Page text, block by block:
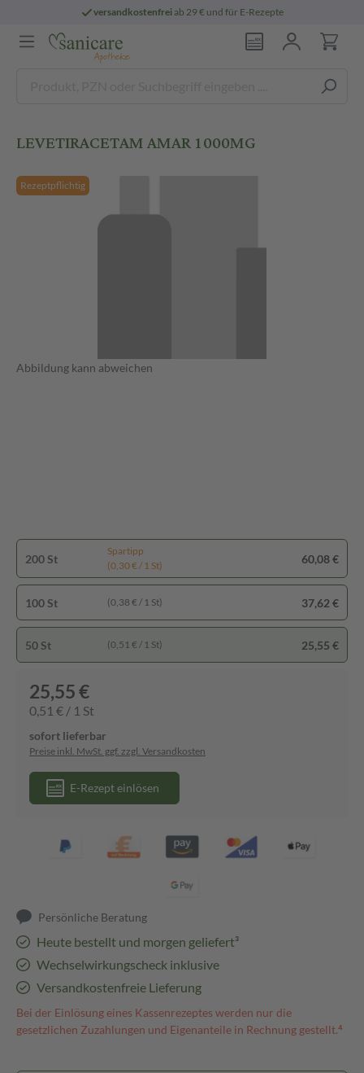
versandkostenfreiab 29 € und für E-Rezepte
LEVETIRACETAM AMAR 1000MG
Rezeptpflichtig
Abbildung kann abweichen
200 St
Spartipp
(0,30 € / 1 St)
60,08 €
100 St (0,38 € / 1 St) 37,62 €
50 St (0,51 € / 1 St) 25,55 €
25,55 €
0,51 € / 1 St
sofort lieferbar
Preise inkl. MwSt. ggf. zzgl. Versandkosten
E-Rezept einlösen
Persönliche Beratung
Heute bestellt und morgen geliefert³
Wechselwirkungscheck inklusive
Versandkostenfreie Lieferung
Bei der Einlösung eines Kassenrezeptes werden nur die
gesetzlichen Zuzahlungen und Eigenanteile in Rechnung gestellt.⁴